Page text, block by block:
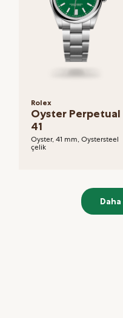
Rolex
Oyster Perpetual
41
Oyster, 41 mm, Oystersteel
çelik